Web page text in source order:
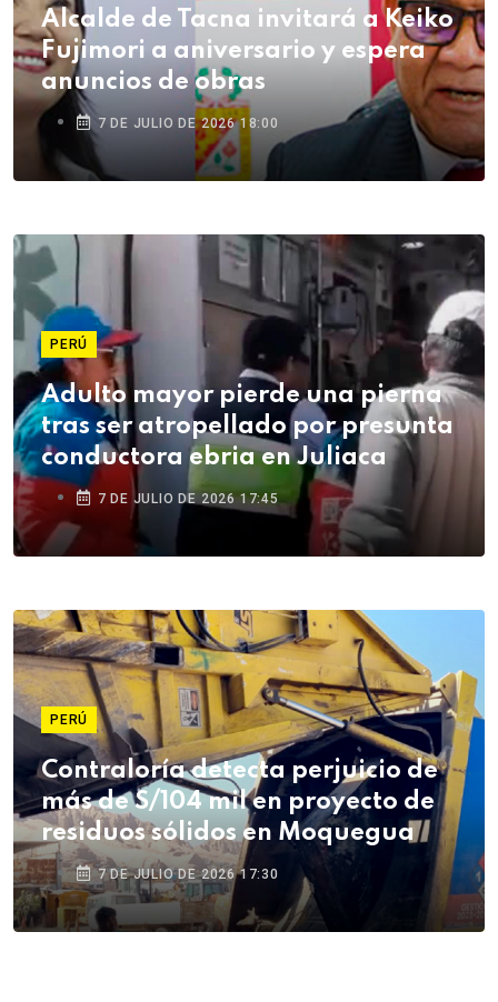
Alcalde de Tacna invitará a Keiko
Fujimori a aniversario y espera
anuncios de obras
7 DE JULIO DE 2026 18:00
PERÚ
Adulto mayor pierde una pierna
tras ser atropellado por presunta
conductora ebria en Juliaca
7 DE JULIO DE 2026 17:45
PERÚ
Contraloría detecta perjuicio de
más de S/104 mil en proyecto de
residuos sólidos en Moquegua
7 DE JULIO DE 2026 17:30